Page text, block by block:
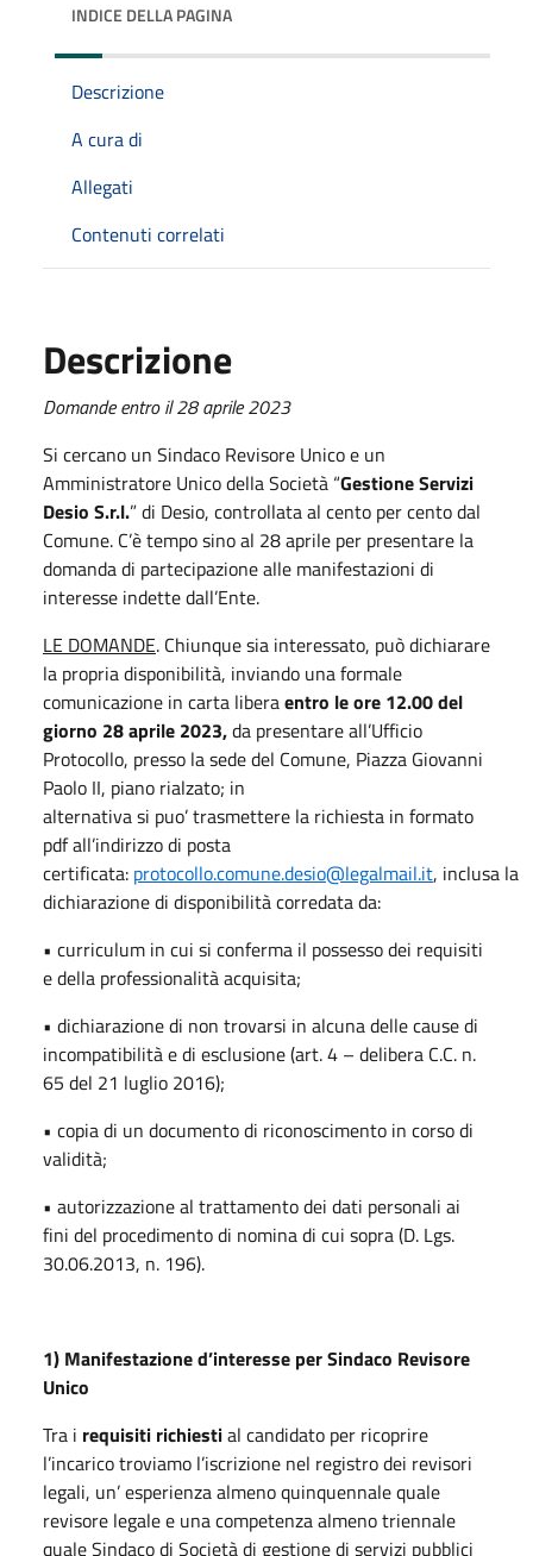
INDICE DELLA PAGINA
Descrizione
A cura di
Allegati
Contenuti correlati
Descrizione
Domande entro il 28 aprile 2023
Si cercano un Sindaco Revisore Unico e un
Amministratore Unico della Società “Gestione Servizi
Desio S.r.l.” di Desio, controllata al cento per cento dal
Comune. C’è tempo sino al 28 aprile per presentare la
domanda di partecipazione alle manifestazioni di
interesse indette dall’Ente.
LE DOMANDE. Chiunque sia interessato, può dichiarare
la propria disponibilità, inviando una formale
comunicazione in carta liberaentro le ore 12.00 del
giorno 28aprile 2023,da presentare all’Ufficio
Protocollo, presso la sede del Comune, Piazza Giovanni
Paolo II, piano rialzato; in
alternativa si puo’ trasmettere la richiesta in formato
pdf all’indirizzo di posta
certificata: protocollo.comune.desio@legalmail.it, inclusa la
dichiarazione di disponibilità corredata da:
• curriculum in cui si conferma il possesso dei requisiti
e della professionalità acquisita;
• dichiarazione di non trovarsi in alcuna delle cause di
incompatibilità e di esclusione (art. 4 – delibera C.C. n.
65 del 21 luglio 2016);
• copia di un documento di riconoscimento in corso di
validità;
• autorizzazione al trattamento dei dati personali ai
fini del procedimento di nomina di cui sopra (D. Lgs.
30.06.2013, n. 196).
1) Manifestazione d’interesse per Sindaco Revisore
Unico
Tra i requisiti richiestial candidato per ricoprire
l’incarico troviamo l’iscrizione nel registro dei revisori
legali, un’ esperienza almeno quinquennale quale
revisore legale e una competenza almeno triennale
quale Sindaco di Società di gestione di servizi pubblici